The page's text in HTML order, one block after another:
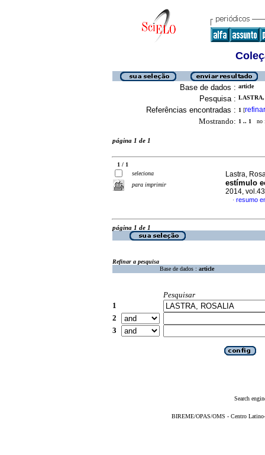
Base de dados : article
Pesquisa :
Referências encontradas : 1 [refinar
Mostrando: 1 .. 1 no
página 1 de 1
1 / 1
seleciona
para imprimir
Lastra,
estímulo
2014,
· resumo
página 1 de 1
Refinar a pesquisa
Base de dados : article
Pesquisar
1
2
3
Search
BIREME/OPAS/OMS - Centro Latino-